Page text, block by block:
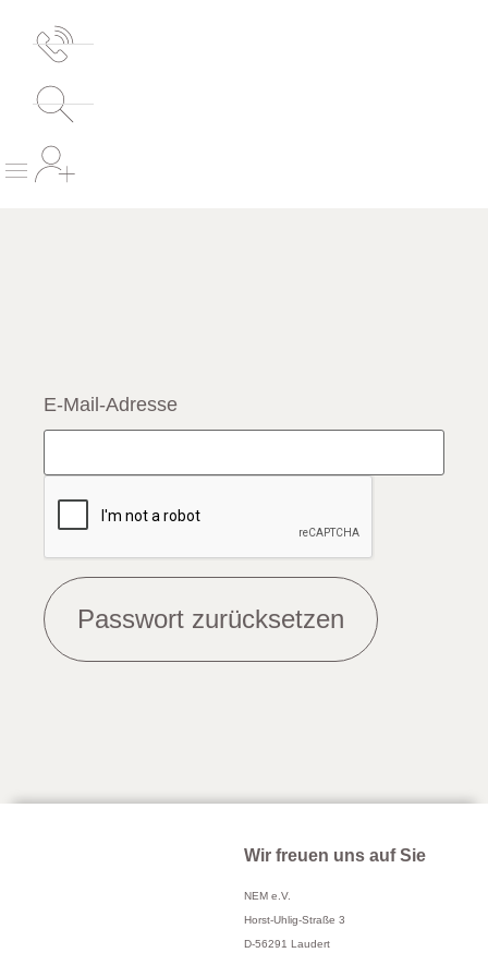
springen
E-Mail-Adresse
Wir freuen uns auf Sie
NEM e.V.
Horst-Uhlig-Straße 3
D-56291 Laudert